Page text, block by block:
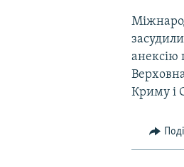
анексію
Криму і